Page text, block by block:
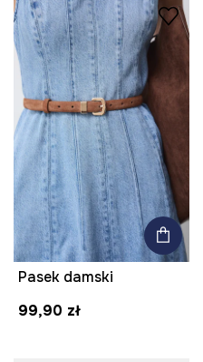
Pasek damski
99,90 zł